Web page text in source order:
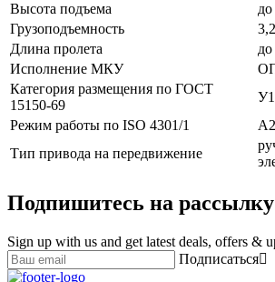
Высота подъема
Грузоподъемность
Длина пролета
Исполнение МКУ
Категория размещения по ГОСТ
15150-69
Режим работы по ISO 4301/1
Тип привода на передвижение
Подпишитесь на рассылку
Sign up with us and get latest deals, offers &
Подписаться